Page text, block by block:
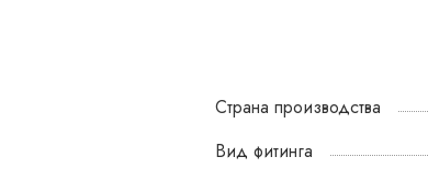
Страна производства
Вид фитинга